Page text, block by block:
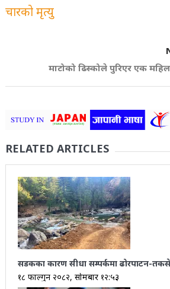
माटोको ढिस्कोले पुरिएर एक
RELATED ARTICLES
सडकका कारण सीधा सम्पर्कमा ढोरपाटन-
१८ फाल्गुन २०८२, सोमबार १२:५३